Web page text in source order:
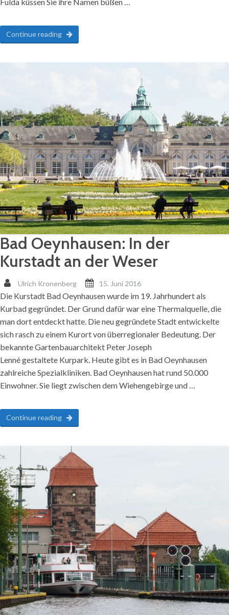
Continue reading
Bad Oeynhausen: In der
Kurstadt an der Weser
Ulrich Kronenberg 15. Juni 2016
Die Kurstadt Bad Oeynhausen wurde im 19. Jahrhundert als
Kurbad gegründet. Der Grund dafür war eine Thermalquelle, die
man dort entdeckt hatte. Die neu gegründete Stadt entwickelte
sich rasch zu einem Kurort von überregionaler Bedeutung. Der
bekannte Gartenbauarchitekt Peter Joseph
Lenné gestaltete Kurpark. Heute gibt es in Bad Oeynhausen
zahlreiche Spezialkliniken. Bad Oeynhausen hat rund 50.000
Einwohner. Sie liegt zwischen dem Wiehengebirge und …
Continue reading